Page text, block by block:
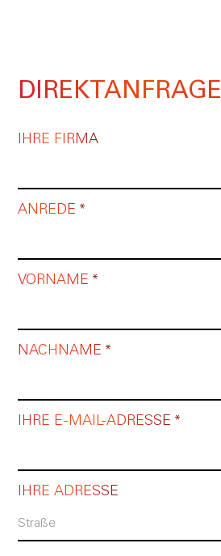
DIREKTANFRAGE
IHRE FIRMA
ANREDE *
VORNAME *
NACHNAME *
IHRE E-MAIL-ADRESSE *
IHRE ADRESSE